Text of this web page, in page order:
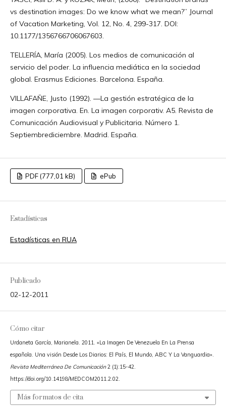
vs destination images: Do we know what we mean?” Journal
of Vacation Marketing, Vol. 12, No. 4, 299-317. DOI:
10.1177/1356766706067603.
TELLERÍA, María (2005). Los medios de comunicación al
servicio del poder. La influencia mediática en la sociedad
global. Erasmus Ediciones. Barcelona. España.
VILLAFAÑE, Justo (1992). ―La gestión estratégica de la
imagen corporativa. En. La imagen corporativ. A5. Revista de
Comunicación Audiovisual y Publicitaria. Número 1.
Septiembrediciembre. Madrid. España.
PDF (777,01 kB) ePub
Estadísticas
Estadísticas en RUA
Publicado
02-12-2011
Cómo citar
Urdaneta García, Marianela. 2011. «La Imagen De Venezuela En La Prensa
española. Una visión Desde Los Diarios: El País, El Mundo, ABC Y La Vanguardia».
Revista Mediterránea De Comunicación2 (1):15-42.
https://doi.org/10.14198/MEDCOM2011.2.02.
Más formatos de cita